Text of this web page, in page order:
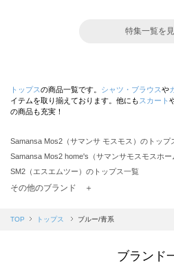
特集一覧を
トップスの商品一覧です。 シャツ・ブラウスや
イテムを取り揃えております。他にも スカート
の商品も充実！
Samansa Mos2（サマンサ モスモス）のトップ
Samansa Mos2 home's（サマンサモスモスホ
SM2（エスエムツー）のトップス一覧
TSUHARU by Samansa Mos2（ツハルバイサマ
Samansa Mos2 blue（サマンサモスモス ブルー
sō4ū（ソウフォーユー）のトップス一覧
その他のブランド ＋
TOP トップス ブルー/青系
ブランド